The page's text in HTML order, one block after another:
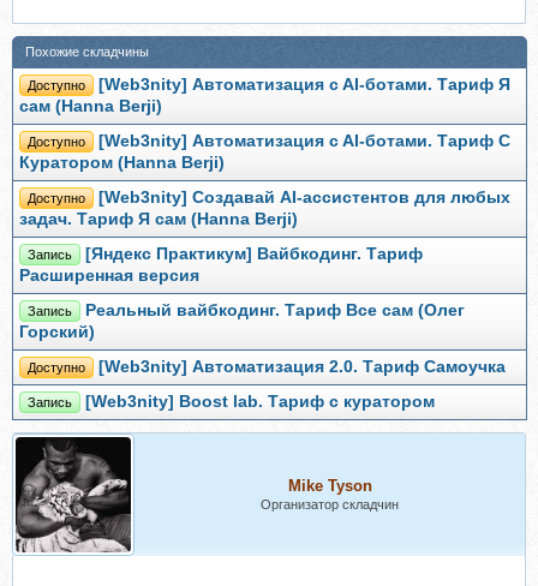
Похожие складчины
Доступно
[Web3nity] Автоматизация c AI-ботами. Тариф Я
сам (Hanna Berji)
Доступно
[Web3nity] Автоматизация c AI-ботами. Тариф С
Куратором (Hanna Berji)
Доступно
[Web3nity] Создавай AI-ассистентов для любых
задач. Тариф Я сам (Hanna Berji)
Запись
[Яндекс Практикум] Вайбкодинг. Тариф
Расширенная версия
Запись
Реальный вайбкодинг. Тариф Все сам (Олег
Горский)
Доступно [Web3nity] Автоматизация 2.0. Тариф Самоучка
Запись [Web3nity] Boost lab. Тариф с куратором
Mike Tyson
Организатор складчин